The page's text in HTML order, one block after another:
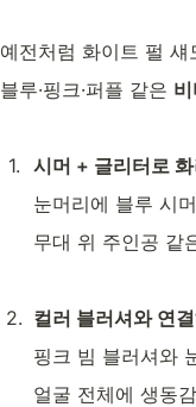
예전처럼 화이트 펄
블루·핑크·퍼플 같은
1. 시머 + 글리터로
눈머리에 블루 시
무대 위 주인공 같
2. 컬러 블러셔와 연결
핑크 빔 블러셔와
얼굴 전체에 생동